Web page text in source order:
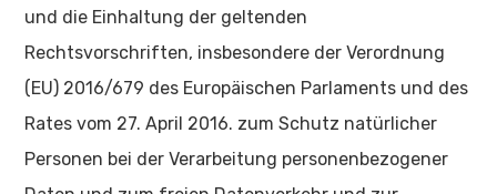
und die Einhaltung der geltenden
Rechtsvorschriften, insbesondere der Verordnung
(EU) 2016/679 des Europäischen Parlaments und des
Rates vom 27. April 2016. zum Schutz natürlicher
Personen bei der Verarbeitung personenbezogener